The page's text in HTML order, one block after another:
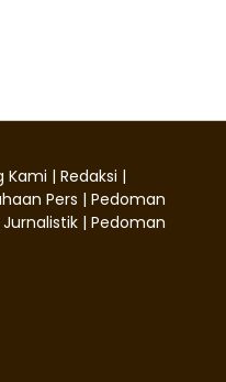
Kami | Redaksi |
Pers | Pedoman
Jurnalistik | Pedoman